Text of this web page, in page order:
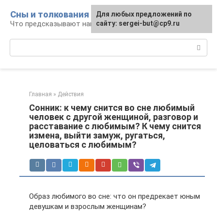
контенту
Сны и толкования
Что предсказывают нам наши сны
Главная » Действия
Сонник: к чему снится во сне любимый
человек с другой женщиной, разговор и
расставание с любимым? К чему снится
измена, выйти замуж, ругаться,
целоваться с любимым?
Образ любимого во сне: что он предрекает юным
девушкам и взрослым женщинам?
Для любых предложений по
сайту: sergei-but@cp9.ru